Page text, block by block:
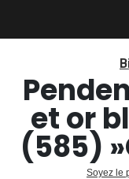
d’imageset or
(585)
Soyez le